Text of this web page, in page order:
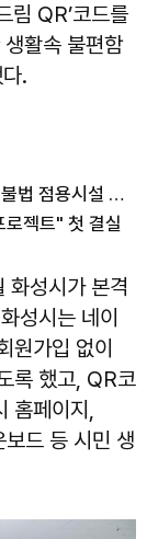
림 QR’코드를
활속 불편함
.
정명근 화성시장, 153개 하천 전수조사...불법 점용시설 순차 정비
젝트" 첫 결실
화성시가 본격
성시는 네이
원가입 없이
록 했고, QR코
홈페이지,
드 등 시민 생